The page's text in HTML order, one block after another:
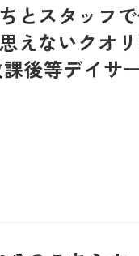
とスタッフ
えないクオ
後等デイ